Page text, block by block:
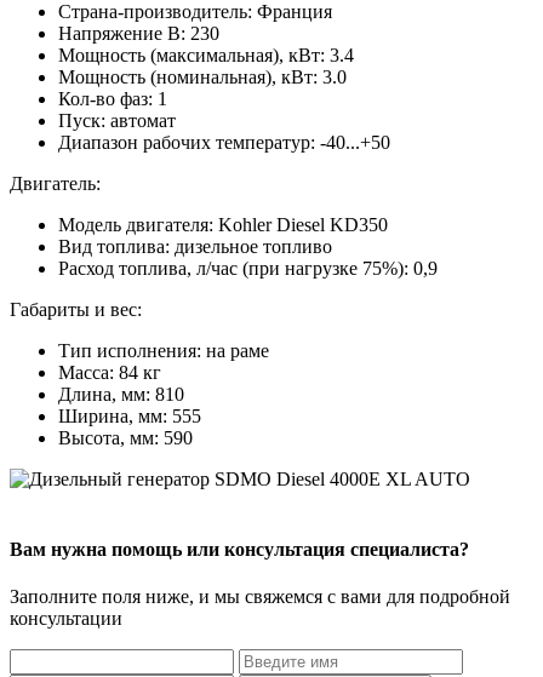
Страна-производитель: Франция
Напряжение В: 230
Мощность (максимальная), кВт: 3.4
Мощность (номинальная), кВт: 3.0
Кол-во фаз: 1
Пуск: автомат
Диапазон рабочих температур: -40...+50
Двигатель:
Модель двигателя: Kohler Diesel KD350
Вид топлива: дизельное топливо
Расход топлива, л/час (при нагрузке 75%): 0,9
Габариты и вес:
Тип исполнения: на раме
Масса: 84 кг
Длина, мм: 810
Ширина, мм: 555
Высота, мм: 590
Вам нужна помощь или консультация специалиста?
Заполните поля ниже, и мы свяжемся с вами для подробной
консультации